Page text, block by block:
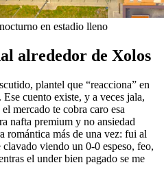
en estadio lleno
alrededor de Xolos
plantel que “reacciona” en
cuento existe, y a veces jala,
mercado te cobra caro esa
nafta premium y no ansiedad
romántica más de una vez: fui al
viendo un 0-0 espeso, feo,
el under bien pagado se me